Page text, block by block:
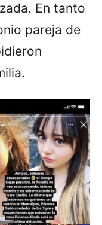
En tanto
pareja de